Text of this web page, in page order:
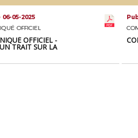
05-2025
OFFICIEL
OFFICIEL -
TRAIT SUR LA